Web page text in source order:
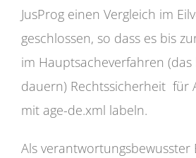
JusProg einen Vergleich im
geschlossen, so dass es bis
im Hauptsacheverfahren (das
dauern) Rechtssicherheit für
mit age-de.xml labeln.
Als verantwortungsbewusster